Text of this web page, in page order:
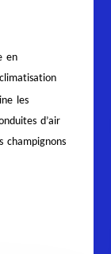
en
les
d’air
champignons